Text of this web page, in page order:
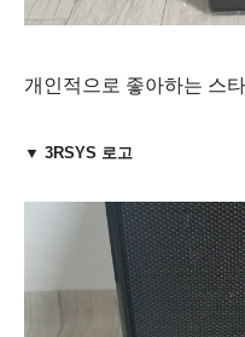
개인적으로 좋아하는 스
▼ 3RSYS 로고